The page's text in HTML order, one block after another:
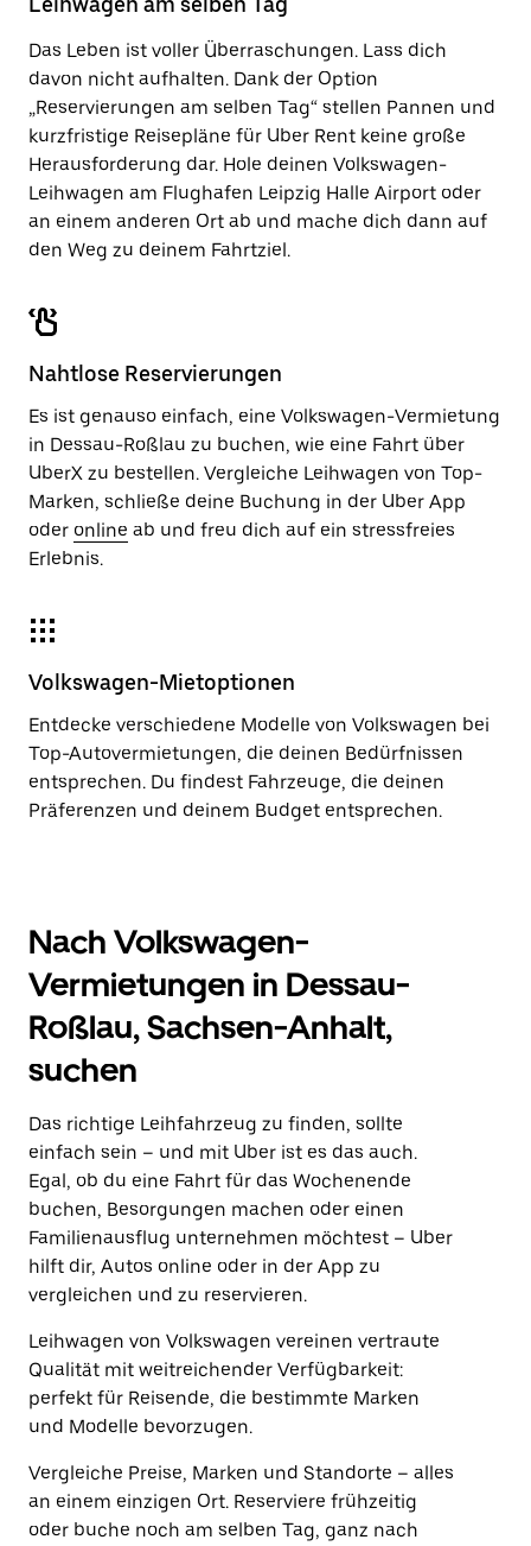
zu
Das Leben ist voller Überraschungen. Lass dich
davon nicht aufhalten. Dank der Option
„Reservierungen am selben Tag“ stellen Pannen und
kurzfristige Reisepläne für Uber Rent keine große
Herausforderung dar. Hole deinen Volkswagen-
Leihwagen am Flughafen Leipzig Halle Airport oder
an einem anderen Ort ab und mache dich dann auf
den Weg zu deinem Fahrtziel.
Nahtlose Reservierungen
Es ist genauso einfach, eine Volkswagen-Vermietung
in Dessau-Roßlau zu buchen, wie eine Fahrt über
UberX zu bestellen. Vergleiche Leihwagen von Top-
Marken, schließe deine Buchung in der Uber App
oder online ab und freu dich auf ein stressfreies
Erlebnis.
Volkswagen-Mietoptionen
Entdecke verschiedene Modelle von Volkswagen bei
Top-Autovermietungen, die deinen Bedürfnissen
entsprechen. Du findest Fahrzeuge, die deinen
Präferenzen und deinem Budget entsprechen.
Nach Volkswagen-
Vermietungen in Dessau-
Roßlau, Sachsen-Anhalt,
suchen
Das richtige Leihfahrzeug zu finden, sollte
einfach sein – und mit Uber ist es das auch.
Egal, ob du eine Fahrt für das Wochenende
buchen, Besorgungen machen oder einen
Familienausflug unternehmen möchtest – Uber
hilft dir, Autos online oder in der App zu
vergleichen und zu reservieren.
Leihwagen von Volkswagen vereinen vertraute
Qualität mit weitreichender Verfügbarkeit:
perfekt für Reisende, die bestimmte Marken
und Modelle bevorzugen.
Vergleiche Preise, Marken und Standorte – alles
an einem einzigen Ort. Reserviere frühzeitig
oder buche noch am selben Tag, ganz nach